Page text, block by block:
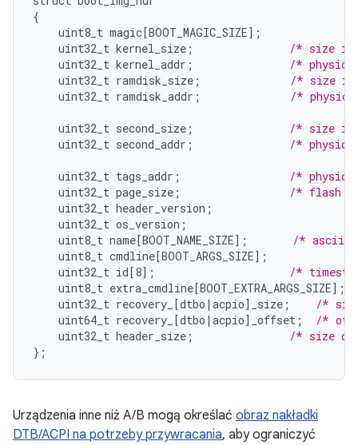
{
uint8_t magic[BOOT_MAGIC_SIZE] ;
uint32_t kernel_size ;
/* size in
uint32_t kernel_addr ;
/*
uint32_t ramdisk_size ;
/* size in
uint32_t ramdisk_addr ; /*
uint32_t second_size ;
/* size in
uint32_t second_addr ; /*
uint32_t tags_addr ;
/*
uint32_t page_size ;
/* flash
uint32_t header_version ;
uint32_t os_version ;
uint8_t name[BOOT_NAME_SIZE] ;
/* asciiz
uint8_t cmdline[BOOT_ARGS_SIZE] ;
uint32_t id[8] ;
/*
uint8_t extra_cmdline[BOOT_EXTRA_ARGS_SIZE] ;
uint32_t recovery_ [dtbo|acpio] _size ;
/*
uint64_t recovery_ [dtbo|acpio] _offset ;
/*
uint32_t header_size ;
/* size of
} ;
Urządzenia inne niż A/B mogą określać obraz nakładki
DTB/ACPI na potrzeby przywracania, aby ograniczyć